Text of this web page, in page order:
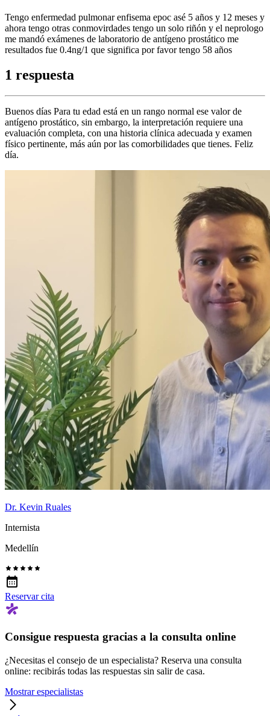
Tengo enfermedad pulmonar enfisema epoc asé 5 años y 12 meses y
ahora tengo otras conmovirdades tengo un solo riñón y el neprologo
me mandó exámenes de laboratorio de antígeno prostático me
resultados fue 0.4ng/1 que significa por favor tengo 58 años
1 respuesta
Buenos días Para tu edad está en un rango normal ese valor de
antígeno prostático, sin embargo, la interpretación requiere una
evaluación completa, con una historia clínica adecuada y examen
físico pertinente, más aún por las comorbilidades que tienes. Feliz
día.
Dr. Kevin Ruales
Internista
Medellín
Reservar cita
Consigue respuesta gracias a la consulta online
¿Necesitas el consejo de un especialista? Reserva una consulta
online: recibirás todas las respuestas sin salir de casa.
Mostrar especialistas